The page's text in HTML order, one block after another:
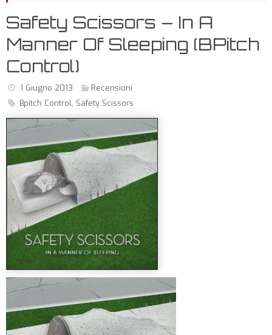
Safety Scissors – In A
Manner Of Sleeping (BPitch
Control)
1 Giugno 2013
Recensioni
Bpitch Control, Safety Scissors